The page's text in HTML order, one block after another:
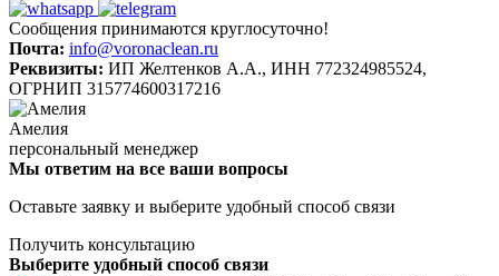
Сообщения принимаются круглосуточно!
Почта: info@voronaclean.ru
Реквизиты: ИП Желтенков А.А., ИНН 772324985524,
ОГРНИП 315774600317216
Амелия
персональный менеджер
Мы ответим на все ваши вопросы
Оставьте заявку и выберите удобный способ связи
Получить консультацию
Выберите удобный способ связи